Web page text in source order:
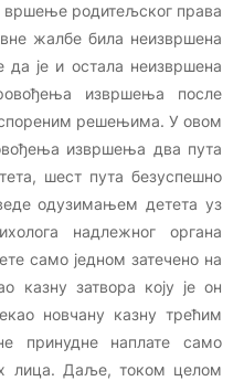
вршење родитељског права
жалбе била неизвршена
да је и остала неизвршена
извршења после
решењима. У овом
извршења два пута
шест пута безуспешно
одузимањем детета уз
надлежног органа
само једном затечено на
казну затвора коју је он
новчану казну трећим
принудне наплате само
лица. Даље, током целом